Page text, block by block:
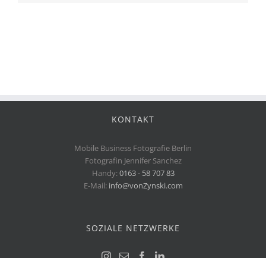
KONTAKT
Mobile Business Fotografie Berlin
Fotografin Jennifer Sanchez
Handy:0163 - 58 707 83
E-Mail: info@vonZynski.com
SOZIALE NETZWERKE